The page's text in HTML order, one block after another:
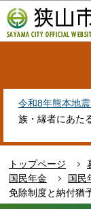
の
ペ
す
令和8年熊本地
族・縁者にあた
トップページ
国民年金
国民
免除制度と納付猶